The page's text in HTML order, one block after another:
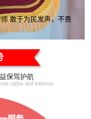
敢于为民发声，不畏
保驾护航
rights and interests